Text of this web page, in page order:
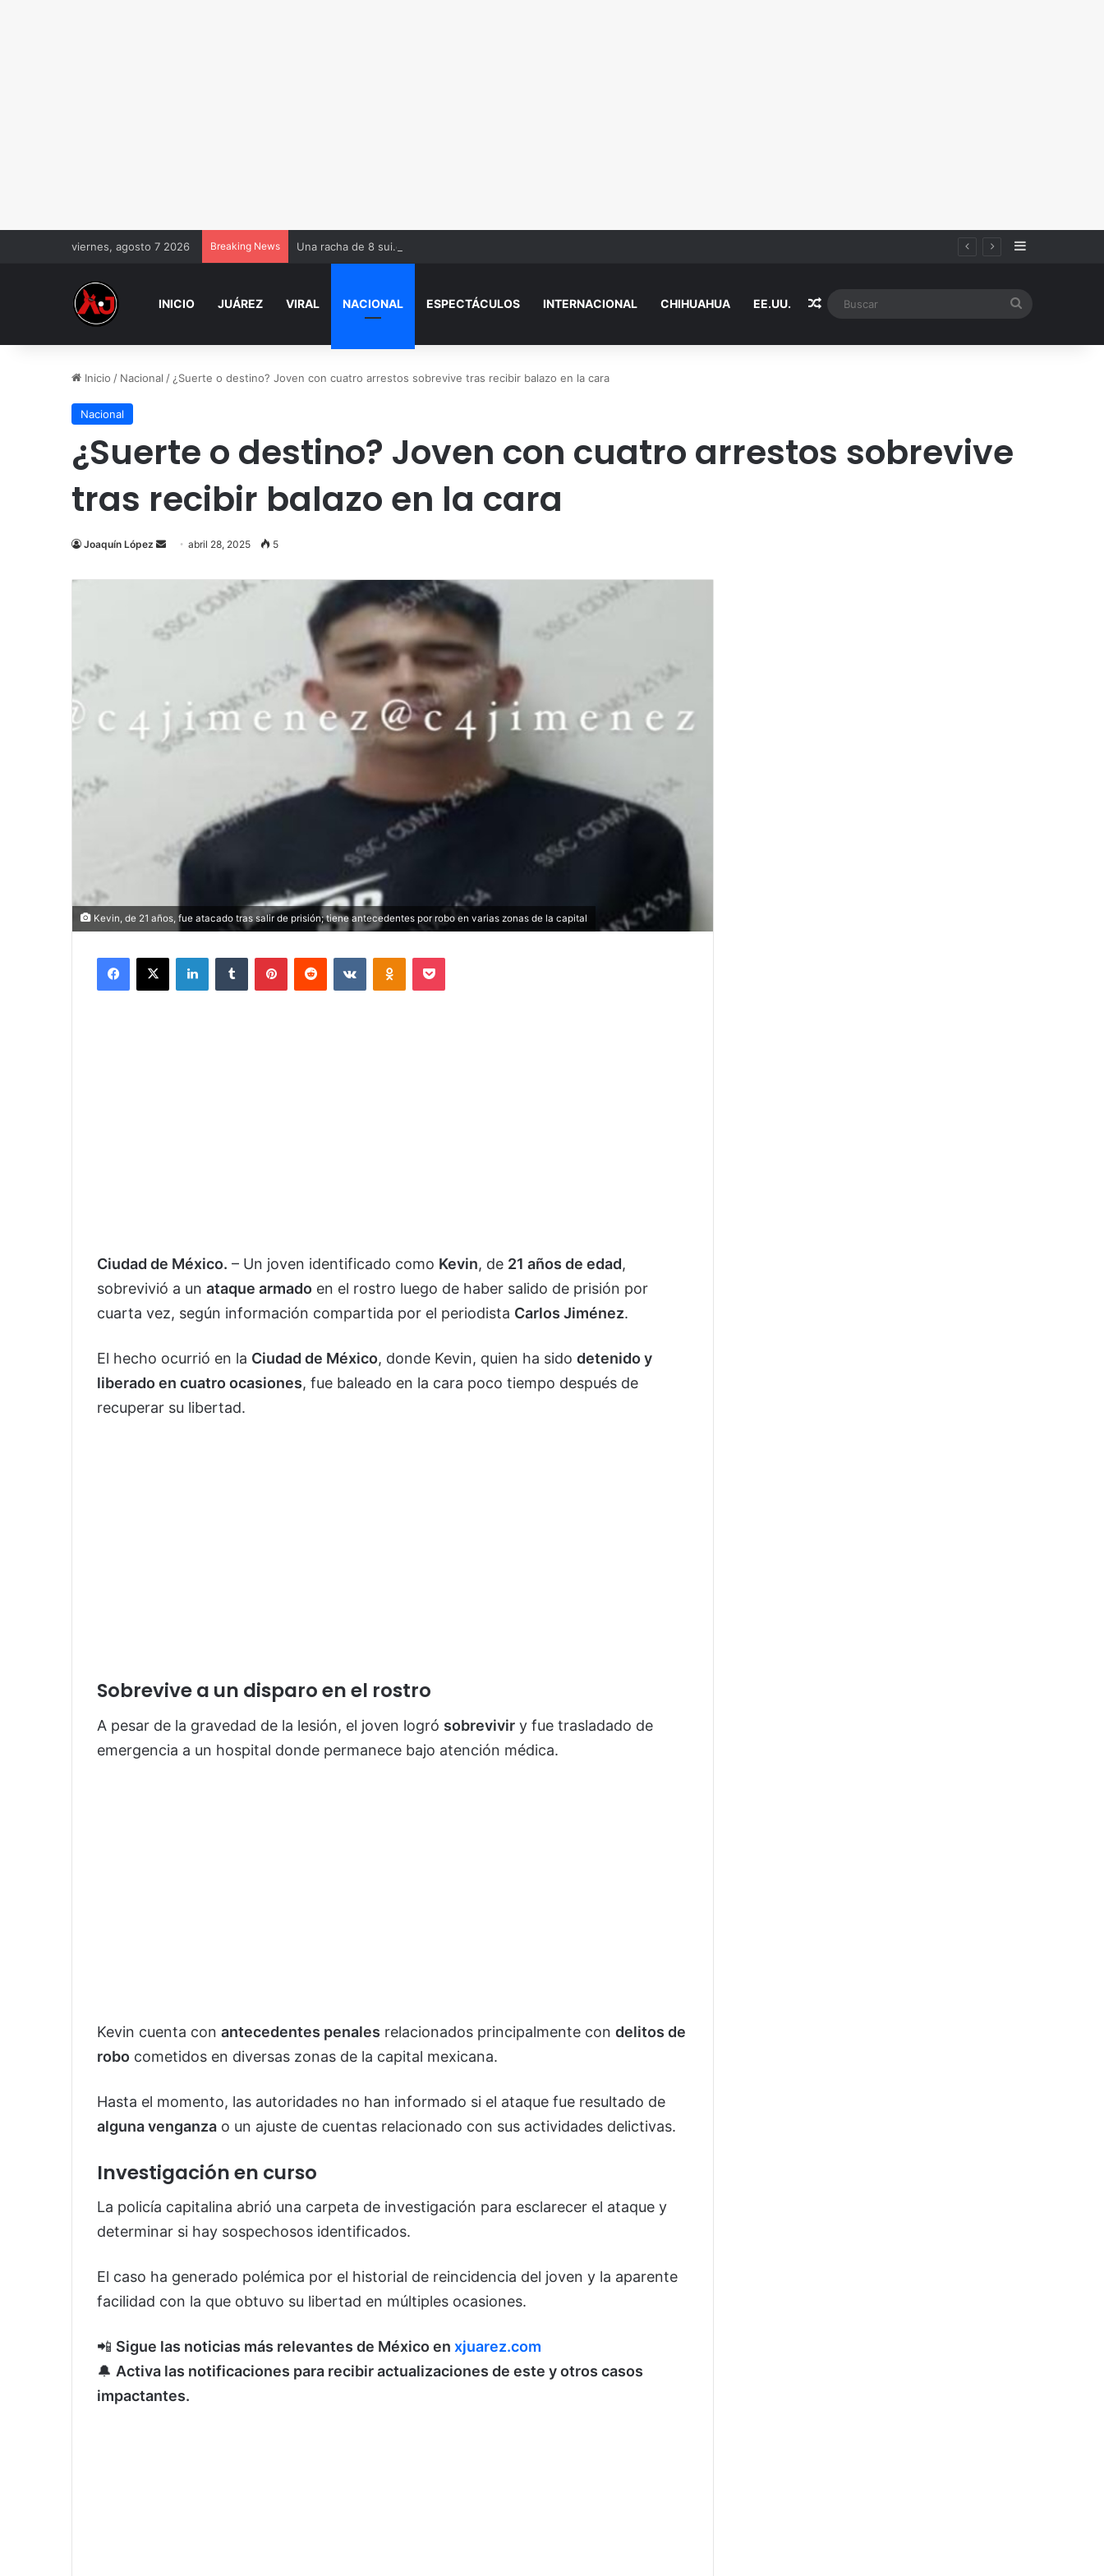
viernes, agosto 7 2026 Breaking News Una racha de 8 sui.ci.dios sacude a Ciudad Juárez Sidebar
INICIO JUÁREZ VIRAL NACIONAL ESPECTÁCULOS INTERNACIONAL CHIHUAHUA EE.UU. Random Article
Inicio / Nacional / ¿Suerte o destino? Joven con cuatro arrestos sobrevive tras recibir balazo en la cara
Nacional
¿Suerte o destino? Joven con cuatro arrestos sobrevive
tras recibir balazo en la cara
Joaquín López
Send
email
abril 28, 2025 5
Kevin, de 21 años, fue atacado tras salir de prisión; tiene antecedentes por robo en varias zonas de la capital
Facebook
X LinkedInTumblr PinterestReddit VKontakteOdnoklassniki
Pocket
Ciudad de México. – Un joven identificado como Kevin, de 21 años de edad,
sobrevivió a un ataque armado en el rostro luego de haber salido de prisión por
cuarta vez, según información compartida por el periodista Carlos Jiménez.
El hecho ocurrió en la Ciudad de México, donde Kevin, quien ha sido detenido y
liberado en cuatro ocasiones, fue baleado en la cara poco tiempo después de
recuperar su libertad.
Sobrevive a un disparo en el rostro
A pesar de la gravedad de la lesión, el joven logró sobrevivir y fue trasladado de
emergencia a un hospital donde permanece bajo atención médica.
Kevin cuenta con antecedentes penales relacionados principalmente con delitos de
robo cometidos en diversas zonas de la capital mexicana.
Hasta el momento, las autoridades no han informado si el ataque fue resultado de
alguna venganza o un ajuste de cuentas relacionado con sus actividades delictivas.
Investigación en curso
La policía capitalina abrió una carpeta de investigación para esclarecer el ataque y
determinar si hay sospechosos identificados.
El caso ha generado polémica por el historial de reincidencia del joven y la aparente
facilidad con la que obtuvo su libertad en múltiples ocasiones.
📲 Sigue las noticias más relevantes de México en xjuarez.com
🔔 Activa las notificaciones para recibir actualizaciones de este y otros casos
impactantes.